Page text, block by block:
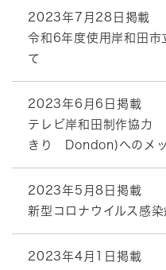
2023年7月28日掲載
令和6年度使用岸和田市
て
2023年6月6日掲載
テレビ岸和田制作協力
きり Dondon)へのメッ
2023年5月8日掲載
新型コロナウイルス感
2023年4月1日掲載